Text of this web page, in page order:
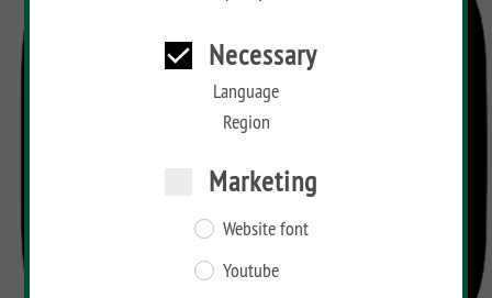
Necessary
Language
Region
Marketing
Website font
Youtube